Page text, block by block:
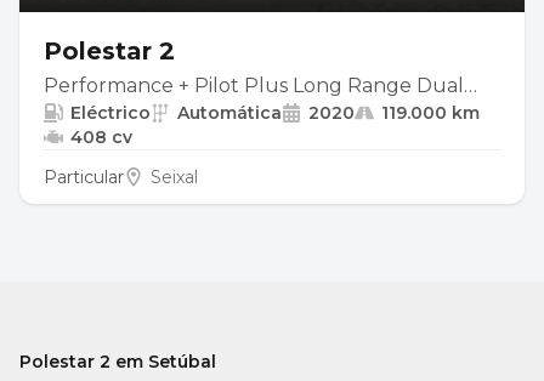
Polestar 2
Performance + Pilot Plus Long Range Dual
Motor | Launch Edition | 408cv | AWD
Eléctrico Automática 2020
119.000 km
408 cv
Particular
Seixal
Polestar 2 em Setúbal